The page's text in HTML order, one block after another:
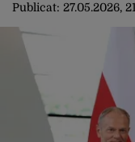
Publicat: 27.05.2026,